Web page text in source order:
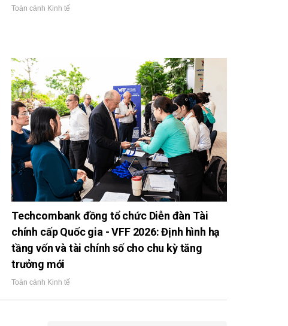
Toàn cảnh Kinh tế
Techcombank đồng tổ chức Diễn đàn Tài
chính cấp Quốc gia - VFF 2026: Định hình hạ
tầng vốn và tài chính số cho chu kỳ tăng
trưởng mới
Toàn cảnh Kinh tế